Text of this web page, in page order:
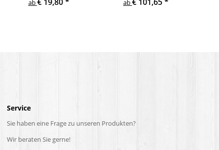
ab ab
Service
Sie haben eine Frage zu unseren Produkten?
Wir beraten Sie gerne!